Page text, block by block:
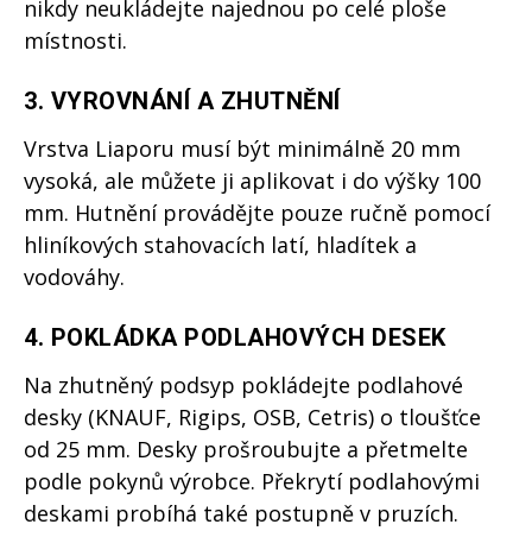
nikdy neukládejte najednou po celé ploše
místnosti.
3. VYROVNÁNÍ A ZHUTNĚNÍ
Vrstva Liaporu musí být minimálně 20 mm
vysoká, ale můžete ji aplikovat i do výšky 100
mm. Hutnění provádějte pouze ručně pomocí
hliníkových stahovacích latí, hladítek a
vodováhy.
4. POKLÁDKA PODLAHOVÝCH DESEK
Na zhutněný podsyp pokládejte podlahové
desky (KNAUF, Rigips, OSB, Cetris) o tloušťce
od 25 mm. Desky prošroubujte a přetmelte
podle pokynů výrobce. Překrytí podlahovými
deskami probíhá také postupně v pruzích.